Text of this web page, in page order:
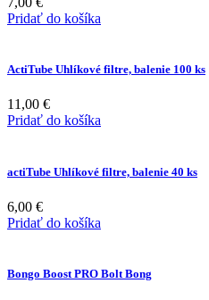
Pridať do košíka
ActiTube Uhlíkové filtre, balenie 100 ks
11,00 €
Pridať do košíka
actiTube Uhlíkové filtre, balenie 40 ks
6,00 €
Pridať do košíka
Bongo Boost PRO Bolt Bong